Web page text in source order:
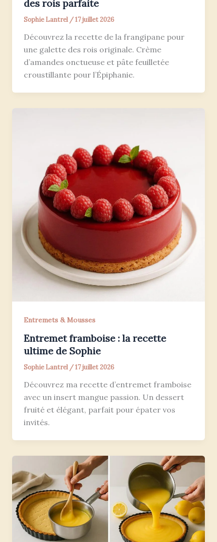
des rois parfaite
Sophie Lantrel /17 juillet 2026
Découvrez la recette de la frangipane pour
une galette des rois originale. Crème
d’amandes onctueuse et pâte feuilletée
croustillante pour l’Épiphanie.
Entremets & Mousses
Entremet framboise : la recette
ultime de Sophie
Sophie Lantrel /17 juillet 2026
Découvrez ma recette d’entremet framboise
avec un insert mangue passion. Un dessert
fruité et élégant, parfait pour épater vos
invités.